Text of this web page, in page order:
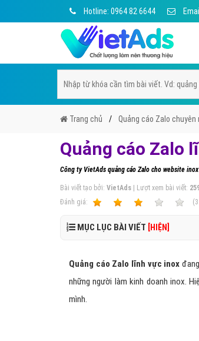
Hotline: 0964 82 6644
Trang chủ Quảng cáo Zalo chuyên
Quảng cáo Zalo
Công ty VietAds quảng cáo Zalo cho website
Bài viết tạo bởi: VietAds | Lượt xem bài viết:
Ðánh giá:
(3
MỤC LỤC BÀI VIẾT [HIỆN]
Quảng cáo Zalo lĩnh vực inox
những người làm kinh doanh inox.
mình.